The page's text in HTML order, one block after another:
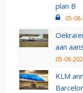
plan B
05-
aan
05-08-
KLM